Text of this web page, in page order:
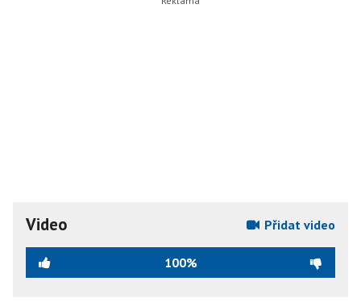
Video Přidat video
100%